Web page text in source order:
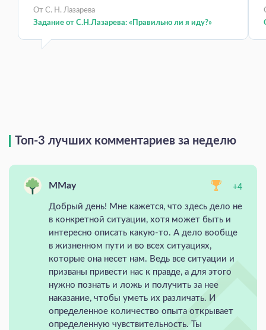
От С. Н. Лазарева
Задание от С.Н.Лазарева: «Правильно ли я иду?»
Топ-3 лучших комментариев за неделю
MMay +4
Добрый день! Мне кажется, что здесь дело не
в конкретной ситуации, хотя может быть и
интересно описать какую-то. А дело вообще
в жизненном пути и во всех ситуациях,
которые она несет нам. Ведь все ситуации и
призваны привести нас к правде, а для этого
нужно познать и ложь и получить за нее
наказание, чтобы уметь их различать. И
определенное количество опыта открывает
определенную чувствительность. Ты